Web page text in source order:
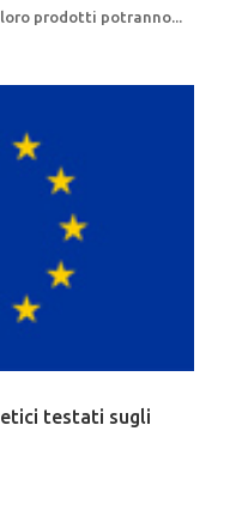
prodotti potranno...
testati sugli